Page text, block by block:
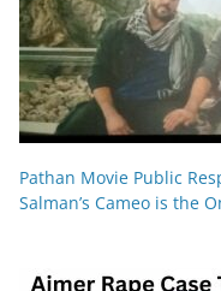
Pathan Movie Public
Salman’s Cameo is the